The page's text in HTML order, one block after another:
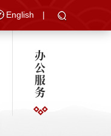
English |
办
公
服
务